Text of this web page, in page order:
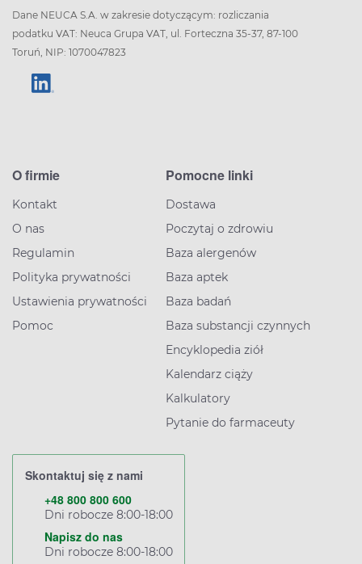
Dane NEUCA S.A. w zakresie dotyczącym: rozliczania
podatku VAT: Neuca Grupa VAT, ul. Forteczna 35-37, 87-100
Toruń, NIP: 1070047823
O firmie
Kontakt
O nas
Regulamin
Polityka prywatności
Ustawienia prywatności
Pomoc
Pomocne linki
Dostawa
Poczytaj o zdrowiu
Baza alergenów
Baza aptek
Baza badań
Baza substancji czynnych
Encyklopedia ziół
Kalendarz ciąży
Kalkulatory
Pytanie do farmaceuty
Skontaktuj się z nami
+48 800 800 600
Dni robocze 8:00-18:00
Napisz do nas
Dni robocze 8:00-18:00